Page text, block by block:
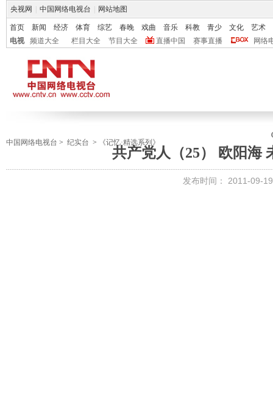
央视网 中国网络电视台 网站地图
首页 新闻 经济 体育 综艺 春晚 戏曲 音乐 科教 青少 文化
艺术
电视
频道大全 栏目大全 节目大全 直播中国 赛事直播 网络
中国网络电视台 > 纪实台 > 《记忆·精选系列》
共产党人（25） 欧阳海
发布时间： 2011-09-